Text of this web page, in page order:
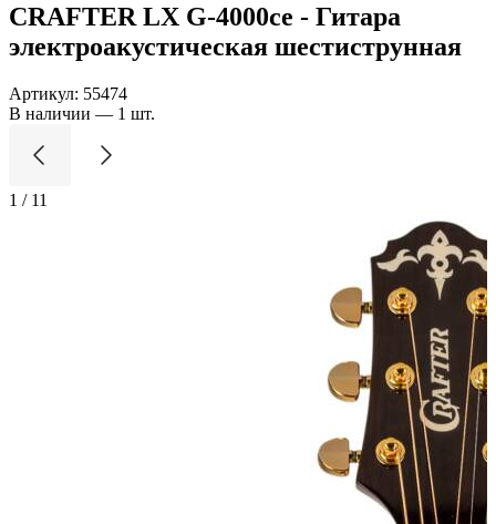
CRAFTER LX G-4000ce - Гитара
электроакустическая шестиструнная
Артикул: 55474
В наличии — 1 шт.
1 / 11